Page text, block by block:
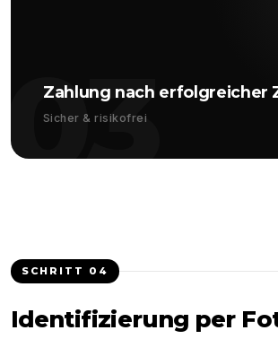
03
Zahlung nach erfolgreicher
Sicher & risikofrei
SCHRITT 04
Identifizierung per